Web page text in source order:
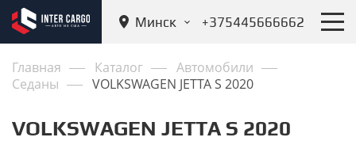
Минск +375445666662
Главная Каталог
Автомобили
Седаны
VOLKSWAGEN JETTA S 2020
VOLKSWAGEN JETTA S 2020